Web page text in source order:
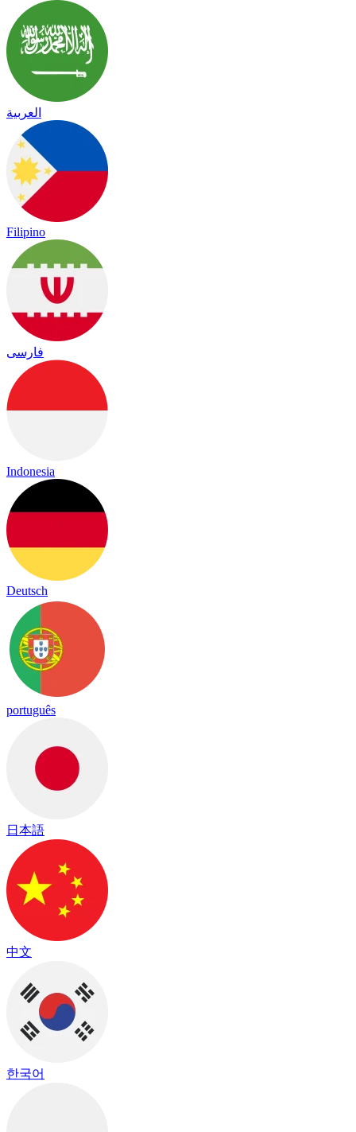
العربية
Filipino
فارسی
Indonesia
Deutsch
português
日本語
中文
한국어